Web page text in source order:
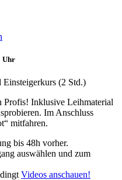
Uhr
Einsteigerkurs (2 Std.)
Profis! Inklusive Leihmaterial
Im Anschluss
mitfahren.
bis 48h vorher.
auswählen und zum
Videos anschauen!